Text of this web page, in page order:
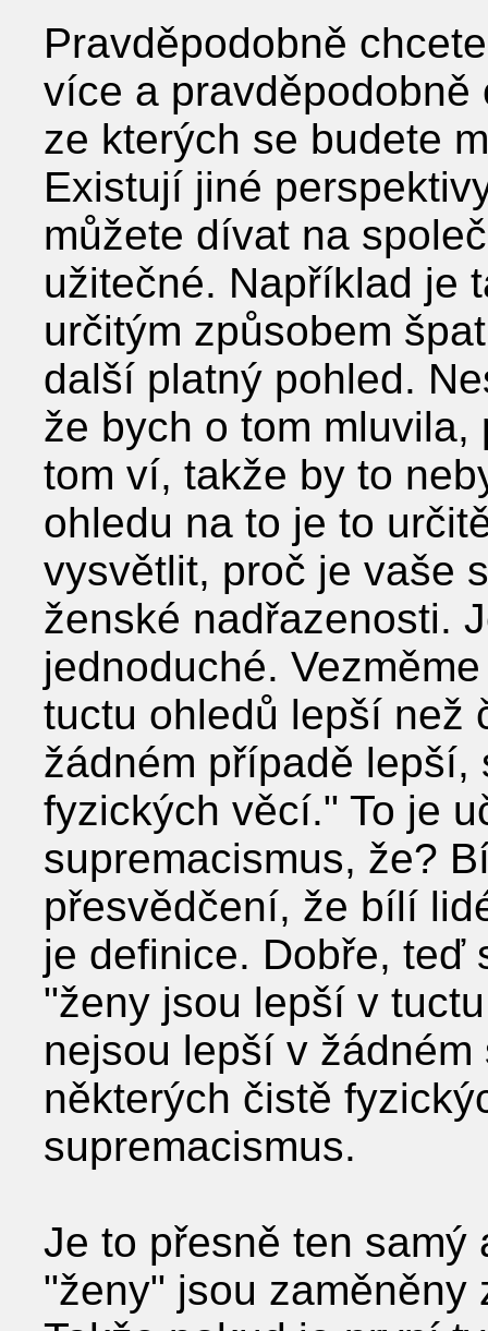
Pravděpodobně
více a
ze kterých se budete
Existují jiné
můžete dívat na
užitečné. Například je
určitým způsobem
další platný pohled.
že bych o tom
tom ví, takže by to
ohledu na to je to
vysvětlit, proč je vaše
ženské nadřazenosti.
jednoduché.
tuctu ohledů lepší než
žádném případě lepší,
fyzických věcí." To je
supremacismus, že?
přesvědčení, že bílí
je definice. Dobře, teď
"ženy jsou lepší v
nejsou lepší v
některých čistě
supremacismus.
Je to přesně ten samý
"ženy" jsou